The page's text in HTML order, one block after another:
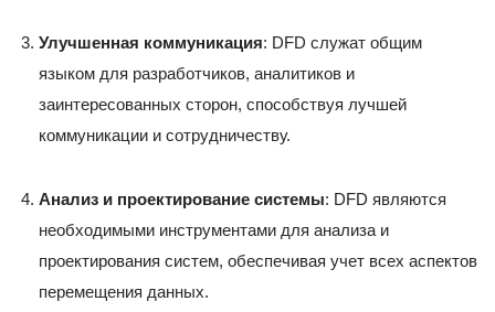
Улучшенная коммуникация: DFD служат общим
языком для разработчиков, аналитиков и
заинтересованных сторон, способствуя лучшей
коммуникации и сотрудничеству.
Анализ и проектирование системы: DFD являются
необходимыми инструментами для анализа и
проектирования систем, обеспечивая учет всех аспектов
перемещения данных.